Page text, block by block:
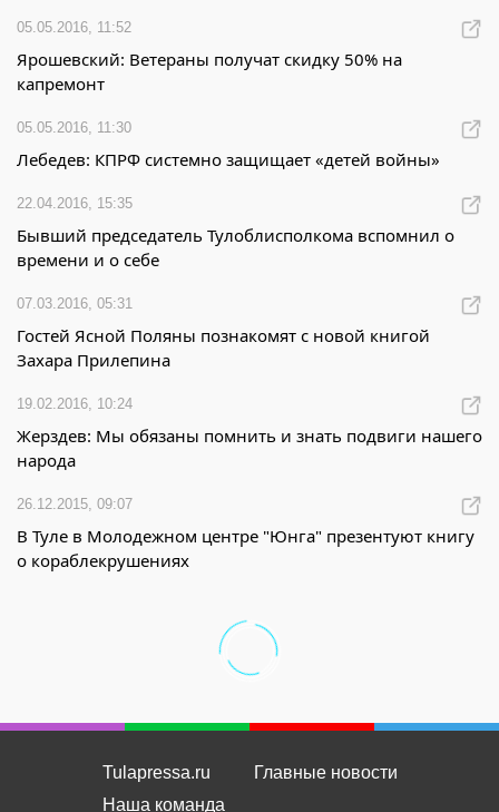
05.05.2016, 11:52
Ярошевский: Ветераны получат скидку 50% на
капремонт
05.05.2016, 11:30
Лебедев: КПРФ системно защищает «детей войны»
22.04.2016, 15:35
Бывший председатель Тулоблисполкома вспомнил о
времени и о себе
07.03.2016, 05:31
Гостей Ясной Поляны познакомят с новой книгой
Захара Прилепина
19.02.2016, 10:24
Жерздев: Мы обязаны помнить и знать подвиги нашего
народа
26.12.2015, 09:07
В Туле в Молодежном центре "Юнга" презентуют книгу
о кораблекрушениях
Tulapressa.ru
Наша команда
Главные новости